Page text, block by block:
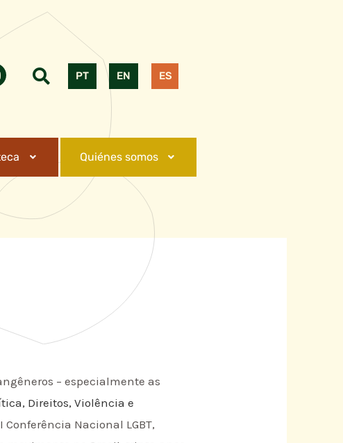
PT EN ES
Quiénes somos
– especialmente as
Direitos, Violência e
Nacional LGBT,